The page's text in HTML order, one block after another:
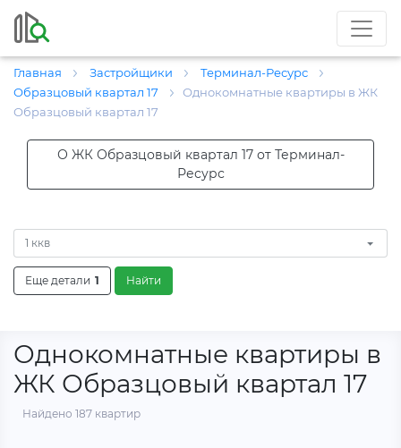
Главная Застройщики
Терминал-Ресурс
Образцовый квартал 17
Однокомнатные квартиры в ЖК
Образцовый квартал 17
О ЖК Образцовый квартал 17 от Терминал-
Ресурс
1 ккв
Еще детали 1 Найти
Однокомнатные квартиры в
ЖК Образцовый квартал 17
Найдено 187 квартир